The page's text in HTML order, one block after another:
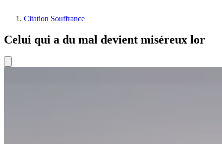
Citation Souffrance
Celui qui a du mal devient miséreux lor